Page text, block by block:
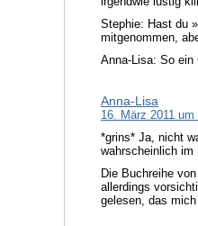
Stephie: Hast du
mitgenommen,
Anna-Lisa: So
Anna-Lisa
16. März 2011 um
*grins* Ja, nicht
wahrscheinlich
Die Buchreihe
allerdings
gelesen, das